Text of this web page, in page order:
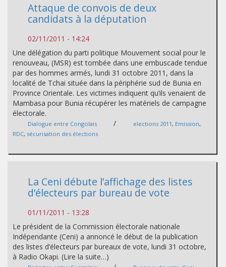
Attaque de convois de deux
candidats à la députation
02/11/2011 - 14:24
Une délégation du parti politique Mouvement social pour le
renouveau, (MSR) est tombée dans une embuscade tendue
par des hommes armés, lundi 31 octobre 2011, dans la
localité de Tchai située dans la périphérie sud de Bunia en
Province Orientale. Les victimes indiquent qu’ils venaient de
Mambasa pour Bunia récupérer les matériels de campagne
électorale.
Dialogue entre Congolais / elections 2011, Emission,
RDC, sécurisation des élections
La Ceni débute l’affichage des listes
d’électeurs par bureau de vote
01/11/2011 - 13:28
Le président de la Commission électorale nationale
Indépendante (Ceni) a annoncé le début de la publication
des listes d’électeurs par bureaux de vote, lundi 31 octobre,
à Radio Okapi. (Lire la suite…)